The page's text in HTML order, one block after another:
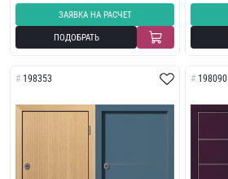
ЗАЯВКА НА РАСЧЕТ
ПОДОБРАТЬ
198353 198090